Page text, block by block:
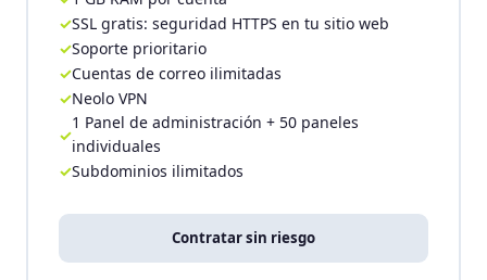
SSL gratis: seguridad HTTPS en tu sitio web
Soporte prioritario
Cuentas de correo ilimitadas
Neolo VPN
1 Panel de administración + 50 paneles
individuales
Subdominios ilimitados
Contratar sin riesgo